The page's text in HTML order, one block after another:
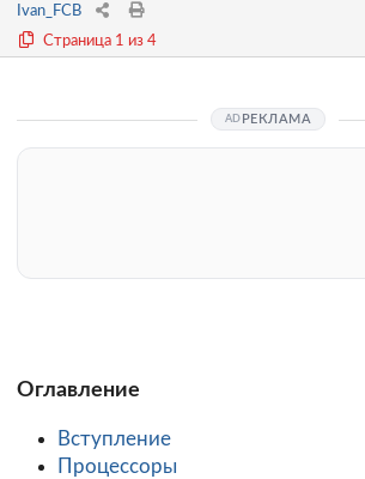
Ivan_FCB
Страница 1 из 4
РЕКЛАМА
Оглавление
Вступление
Процессоры